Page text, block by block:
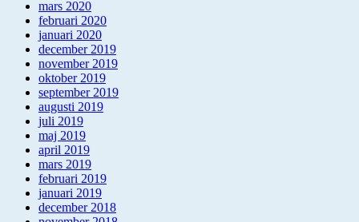
mars 2020
februari 2020
januari 2020
december 2019
november 2019
oktober 2019
september 2019
augusti 2019
juli 2019
maj 2019
april 2019
mars 2019
februari 2019
januari 2019
december 2018